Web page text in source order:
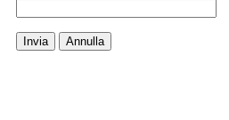
Invia Annulla